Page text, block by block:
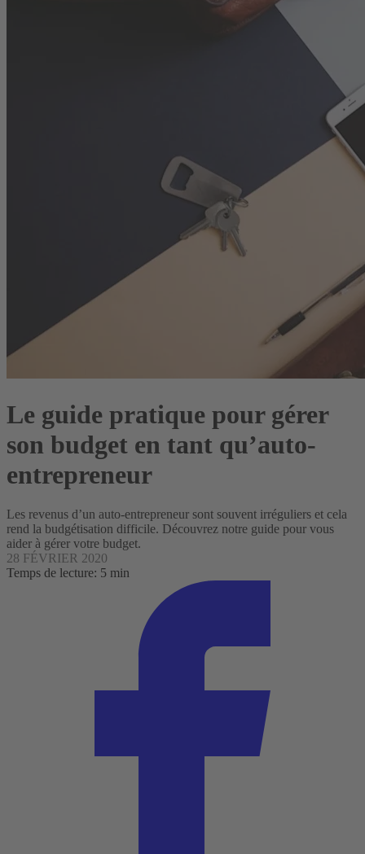
Le guide pratique pour gérer
son budget en tant qu’auto-
entrepreneur
Les revenus d’un auto-entrepreneur sont souvent irréguliers et cela
rend la budgétisation difficile. Découvrez notre guide pour vous
aider à gérer votre budget.
28 FÉVRIER 2020
Temps de lecture: 5 min